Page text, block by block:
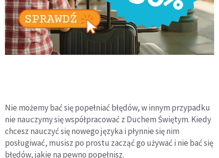
Nie możemy bać się popełniać błędów, w innym przypadku
nie nauczymy się współpracować z Duchem Świętym. Kiedy
chcesz nauczyć się nowego języka i płynnie się nim
posługiwać, musisz po prostu zacząć go używać i nie bać się
błędów, jakie na pewno popełnisz.